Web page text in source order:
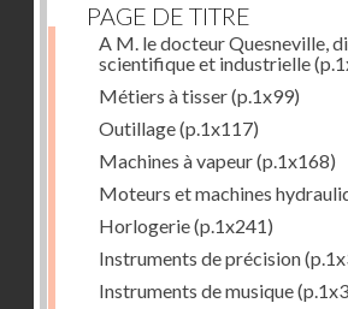
PAGE DE TITRE
A M. le docteur Quesneville,
scientifique et industrielle
Métiers à tisser(p.1x99)
Outillage(p.1x117)
Machines à vapeur(p.1x168)
Moteurs et machines
Horlogerie(p.1x241)
Instruments de précision
Instruments de musique